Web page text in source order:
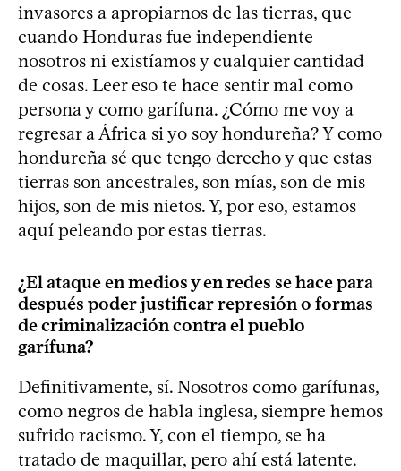
invasores a apropiarnos de las tierras, que
cuando Honduras fue independiente
nosotros ni existíamos y cualquier cantidad
de cosas. Leer eso te hace sentir mal como
persona y como garífuna. ¿Cómo me voy a
regresar a África si yo soy hondureña? Y como
hondureña sé que tengo derecho y que estas
tierras son ancestrales, son mías, son de mis
hijos, son de mis nietos. Y, por eso, estamos
aquí peleando por estas tierras.
¿El ataque en medios y en redes se hace para
después poder justificar represión o formas
de criminalización contra el pueblo
garífuna?
Definitivamente, sí. Nosotros como garífunas,
como negros de habla inglesa, siempre hemos
sufrido racismo. Y, con el tiempo, se ha
tratado de maquillar, pero ahí está latente.